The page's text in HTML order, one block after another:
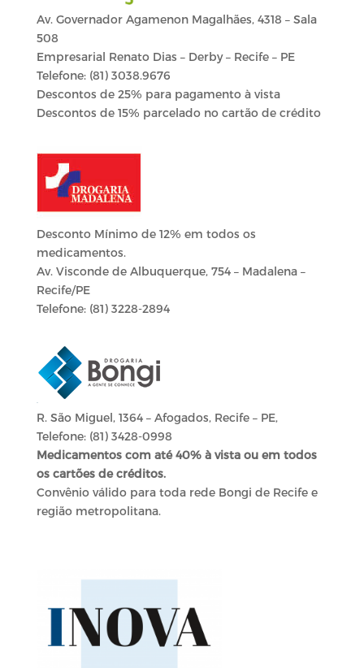
Av. Governador Agamenon Magalhães, 4318 – Sala
508
Empresarial Renato Dias – Derby – Recife – PE
Telefone: (81) 3038.9676
Descontos de 25% para pagamento à vista
Descontos de 15% parcelado no cartão de crédito
Desconto Mínimo de 12% em todos os
medicamentos.
Av. Visconde de Albuquerque, 754 – Madalena –
Recife/PE
Telefone: (81) 3228-2894
R. São Miguel, 1364 – Afogados, Recife – PE,
Telefone: (81) 3428-0998
Medicamentos com até 40% à vista ou em todos
os cartões de créditos.
Convênio válido para toda rede Bongi de Recife e
região metropolitana.